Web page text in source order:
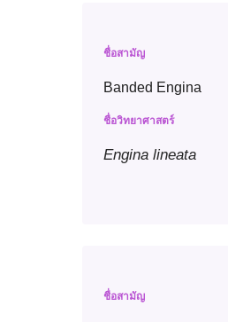
ชื่อสามัญ
Banded Engina
ชื่อวิทยาศาสตร์
Engina lineata
ชื่อสามัญ